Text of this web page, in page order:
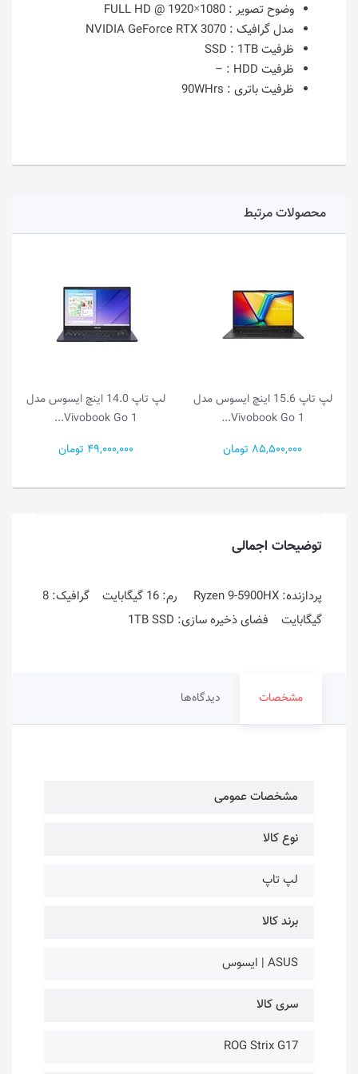
وضوح تصویر : 1080×1920 @ FULL HD
مدل گرافیک : NVIDIA GeForce RTX 3070
ظرفیت SSD :1TB
ظرفیت HDD :
–
ظرفیت باتری : 90WHrs
محصولات مرتبط
لپ تاپ 14.0 اینچ ایسوس مدل
Vivobook Go 1...
49,000,000 تومان
لپ تاپ 14.0 اینچ ایسوس مدل
Vivobook Go 1...
55,500,000 تومان
توضیحات اجمالی
پردازنده: Ryzen 9-5900HX رم: 16 گیگابایت گرافیک: 8
گیگابایت فضای ذخیره سازی: 1TB SSD
مشخصات دیدگاه‌ها
مشخصات عمومی
نوع کالا
لپ تاپ
برند کالا
ASUS | ایسوس
سری کالا
ROG Strix G17